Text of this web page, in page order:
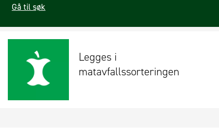
Gå til søk
Legges i
matavfallssorteringen